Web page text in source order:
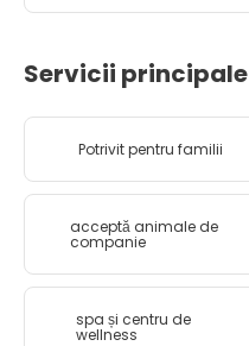
Servicii principale
Potrivit pentru familii
acceptă animale de
companie
spa și centru de
wellness